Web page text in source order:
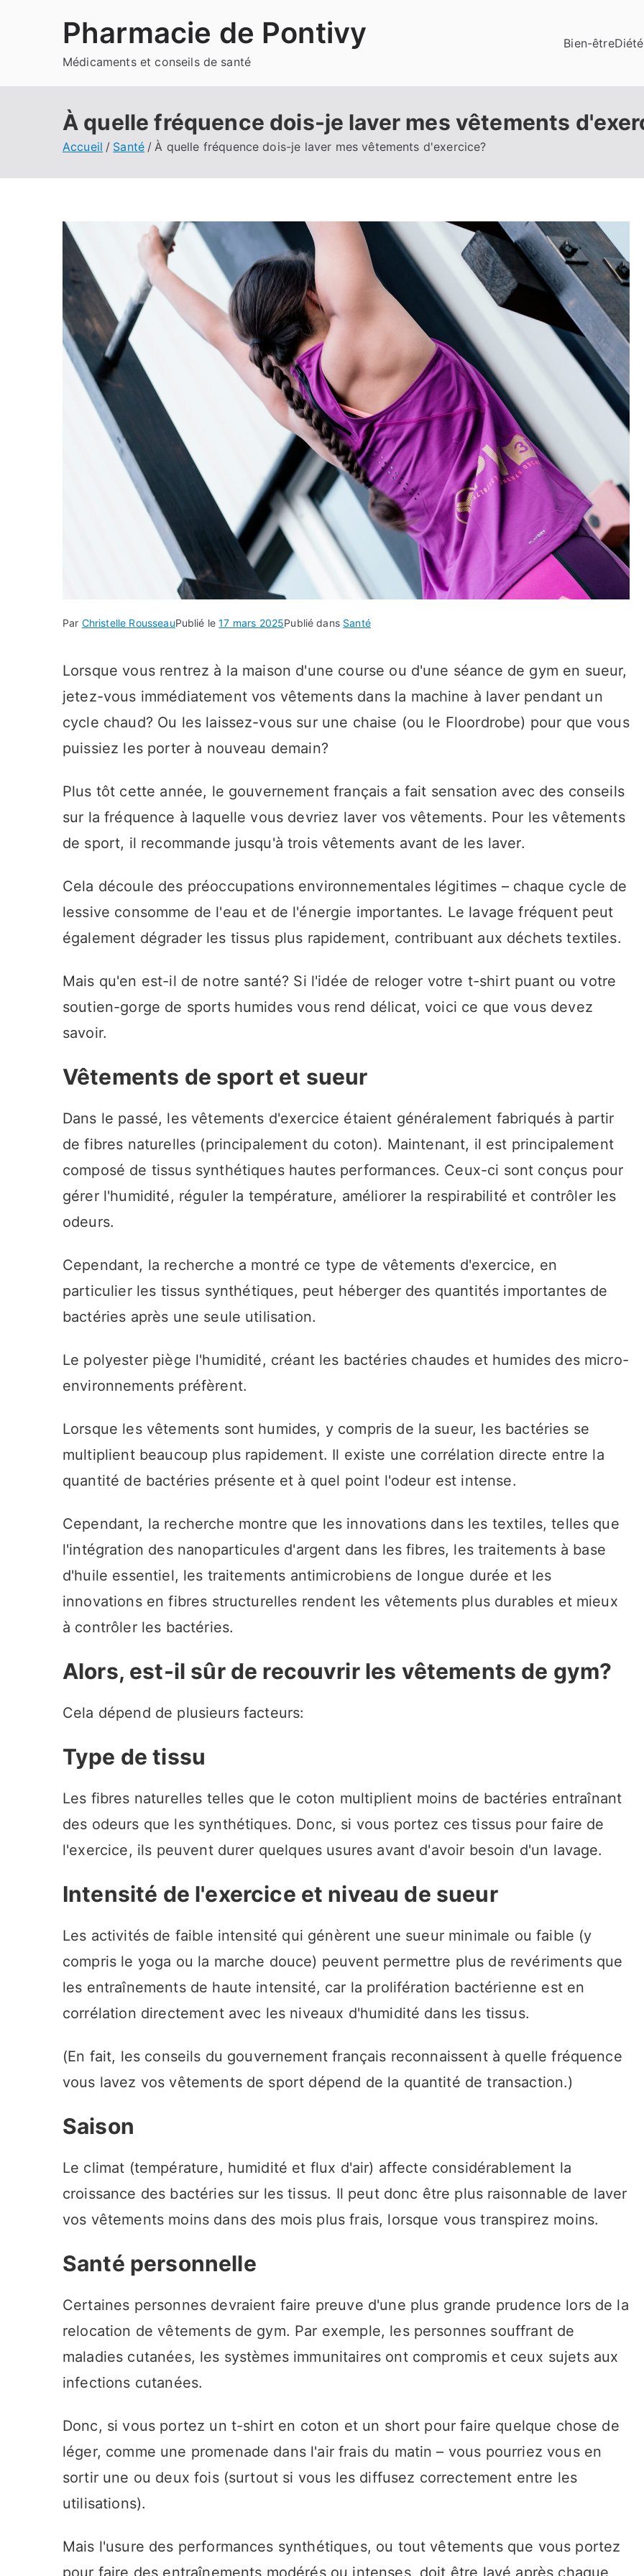
Pharmacie de Pontivy
Médicaments et conseils de santé
Bien-être
À quelle fréquence dois-je laver mes vêtements
Accueil Santé À quelle fréquence dois-je laver mes vêtements d'exercice?
Par Christelle RousseauPublié le17 mars 2025Publié dans Santé
Lorsque vous rentrez à la maison d'une course ou d'une séance de gym en sueur,
jetez-vous immédiatement vos vêtements dans la machine à laver pendant un
cycle chaud? Ou les laissez-vous sur une chaise (ou le Floordrobe) pour que vous
puissiez les porter à nouveau demain?
Plus tôt cette année, le gouvernement français a fait sensation avec des conseils
sur la fréquence à laquelle vous devriez laver vos vêtements. Pour les vêtements
de sport, il recommande jusqu'à trois vêtements avant de les laver.
Cela découle des préoccupations environnementales légitimes – chaque cycle de
lessive consomme de l'eau et de l'énergie importantes. Le lavage fréquent peut
également dégrader les tissus plus rapidement, contribuant aux déchets textiles.
Mais qu'en est-il de notre santé? Si l'idée de reloger votre t-shirt puant ou votre
soutien-gorge de sports humides vous rend délicat, voici ce que vous devez
savoir.
Vêtements de sport et sueur
Dans le passé, les vêtements d'exercice étaient généralement fabriqués à partir
de fibres naturelles (principalement du coton). Maintenant, il est principalement
composé de tissus synthétiques hautes performances. Ceux-ci sont conçus pour
gérer l'humidité, réguler la température, améliorer la respirabilité et contrôler les
odeurs.
Cependant, la recherche a montré ce type de vêtements d'exercice, en
particulier les tissus synthétiques, peut héberger des quantités importantes de
bactéries après une seule utilisation.
Le polyester piège l'humidité, créant les bactéries chaudes et humides des micro-
environnements préfèrent.
Lorsque les vêtements sont humides, y compris de la sueur, les bactéries se
multiplient beaucoup plus rapidement. Il existe une corrélation directe entre la
quantité de bactéries présente et à quel point l'odeur est intense.
Cependant, la recherche montre que les innovations dans les textiles, telles que
l'intégration des nanoparticules d'argent dans les fibres, les traitements à base
d'huile essentiel, les traitements antimicrobiens de longue durée et les
innovations en fibres structurelles rendent les vêtements plus durables et mieux
à contrôler les bactéries.
Alors, est-il sûr de recouvrir les vêtements de gym?
Cela dépend de plusieurs facteurs:
Type de tissu
Les fibres naturelles telles que le coton multiplient moins de bactéries entraînant
des odeurs que les synthétiques. Donc, si vous portez ces tissus pour faire de
l'exercice, ils peuvent durer quelques usures avant d'avoir besoin d'un lavage.
Intensité de l'exercice et niveau de sueur
Les activités de faible intensité qui génèrent une sueur minimale ou faible (y
compris le yoga ou la marche douce) peuvent permettre plus de revériments que
les entraînements de haute intensité, car la prolifération bactérienne est en
corrélation directement avec les niveaux d'humidité dans les tissus.
(En fait, les conseils du gouvernement français reconnaissent à quelle fréquence
vous lavez vos vêtements de sport dépend de la quantité de transaction.)
Saison
Le climat (température, humidité et flux d'air) affecte considérablement la
croissance des bactéries sur les tissus. Il peut donc être plus raisonnable de laver
vos vêtements moins dans des mois plus frais, lorsque vous transpirez moins.
Santé personnelle
Certaines personnes devraient faire preuve d'une plus grande prudence lors de la
relocation de vêtements de gym. Par exemple, les personnes souffrant de
maladies cutanées, les systèmes immunitaires ont compromis et ceux sujets aux
infections cutanées.
Donc, si vous portez un t-shirt en coton et un short pour faire quelque chose de
léger, comme une promenade dans l'air frais du matin – vous pourriez vous en
sortir une ou deux fois (surtout si vous les diffusez correctement entre les
utilisations).
Mais l'usure des performances synthétiques, ou tout vêtements que vous portez
pour faire des entraînements modérés ou intenses, doit être lavé après chaque